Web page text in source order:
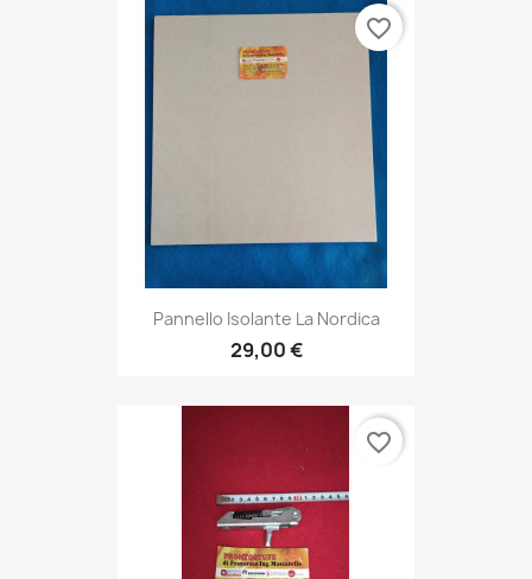
Pannello Isolante La Nordica
29,00 €
favorite_border
favorite_border